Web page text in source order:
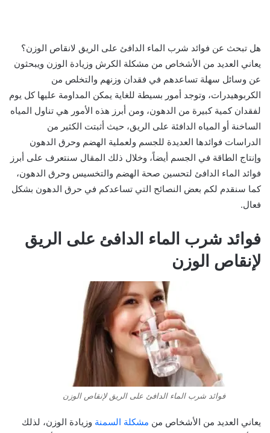
هل تبحث عن فوائد شرب الماء الدافئ على الريق لانقاص الوزن؟
يعاني العديد من الأشخاص من مشكلة الكرش وزيادة الوزن ويبحثون
عن وسائل سهلة تساعدهم في فقدان وزنهم والتخلص من
الكربوهيدرات، وتوجد أمور بسيطة للغاية يمكن المداومة عليها كل يوم
لفقدان كمية كبيرة من الدهون، ومن أبرز هذه الأمور هي تناول المياه
الساخنة أو المياه الدافئة على الريق، حيث أثبتت الكثير من
الدراسات فوائدها العديدة للجسم ولعملية الهضم وحرق الدهون
وإنتاج الطاقة في الجسم أيضاً، وخلال ذلك المقال سنتعرف على أبرز
فوائد الماء الدافئ لتحسين صحة الهضم والتخسيس وحرق الدهون،
كما سنقدم لكم بعض النصائح التي تساعدكم في حرق الدهون بشكل
فعال.
فوائد شرب الماء الدافئ على الريق
لإنقاص الوزن
فوائد شرب الماء الدافئ على الريق لإنقاص الوزن
يعاني العديد من الأشخاص من مشكلة السمنة وزيادة الوزن، لذلك